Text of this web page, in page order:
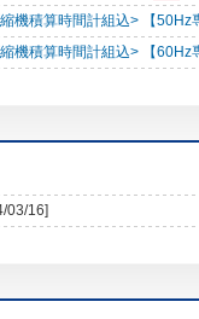
機積算時間計組込> 【
機積算時間計組込> 【
03/16]